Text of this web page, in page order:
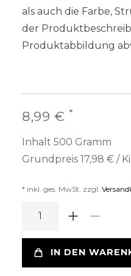
als auch die Farbe,
der
Produktabbildung
8,99 € *
Inhalt 500 Gramm
Grundpreis 17,98 € /
* inkl. ges. MwSt. zzgl.
IN DEN